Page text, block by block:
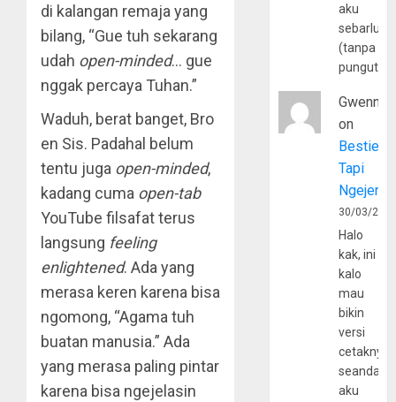
di kalangan remaja yang
bilang, “Gue tuh sekarang
udah open-minded… gue
nggak percaya Tuhan.”
Waduh, berat banget, Bro
en Sis. Padahal belum
tentu juga open-minded,
kadang cuma open-tab
YouTube filsafat terus
langsung feeling
enlightened. Ada yang
merasa keren karena bisa
ngomong, “Agama tuh
buatan manusia.” Ada
yang merasa paling pintar
karena bisa ngejelasin
aku
(tanpa
Gwenny
on
Bestie
Tapi
30/03/
Halo
kak, ini
kalo
mau
bikin
versi
cetaknya
aku